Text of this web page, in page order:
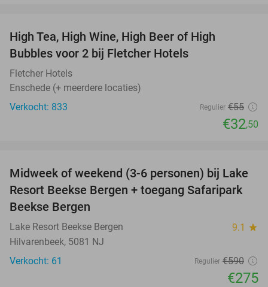
High Tea, High Wine, High Beer of High
Bubbles voor 2 bij Fletcher Hotels
Fletcher Hotels
Enschede (+ meerdere locaties)
Verkocht: 833
Regulier €55
€32,50
53%
Midweek of weekend (3-6 personen) bij Lake
Resort Beekse Bergen + toegang Safaripark
Beekse Bergen
Lake Resort Beekse Bergen 9.1 star
Hilvarenbeek, 5081 NJ
Verkocht: 61
Regulier €590
€275